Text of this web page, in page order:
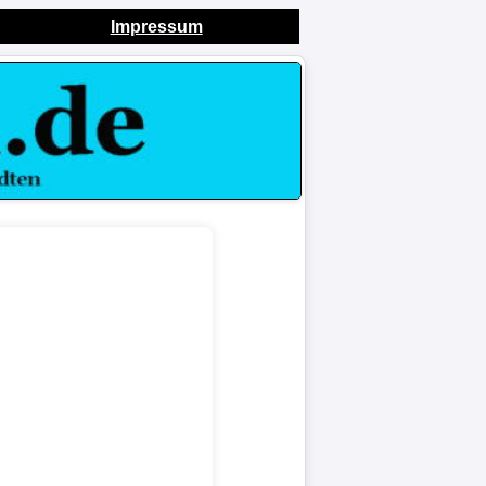
Impressum